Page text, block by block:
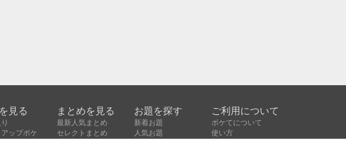
見る
ップボケ
まとめを見る
最新人気まとめ
セレクトまとめ
お題を探す
新着お題
人気お題
ご利用について
ボケてについて
使い方